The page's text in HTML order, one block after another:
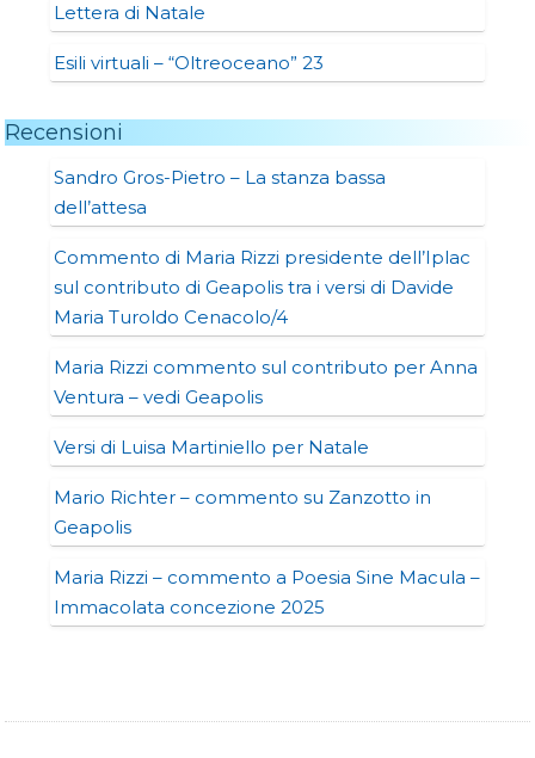
Lettera di Natale
Esili virtuali – “Oltreoceano” 23
Recensioni
Sandro Gros-Pietro – La stanza bassa
dell’attesa
Commento di Maria Rizzi presidente dell’Iplac
sul contributo di Geapolis tra i versi di Davide
Maria Turoldo Cenacolo/4
Maria Rizzi commento sul contributo per Anna
Ventura – vedi Geapolis
Versi di Luisa Martiniello per Natale
Mario Richter – commento su Zanzotto in
Geapolis
Maria Rizzi – commento a Poesia Sine Macula –
Immacolata concezione 2025